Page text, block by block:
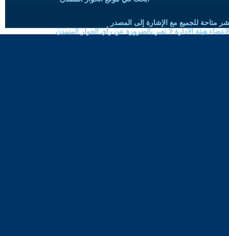
متاحة للجميع مع الإشارة إلى المصدر
هيئة الادارة لا تعبر بالضرورة عن رأي الحوار المتمدن